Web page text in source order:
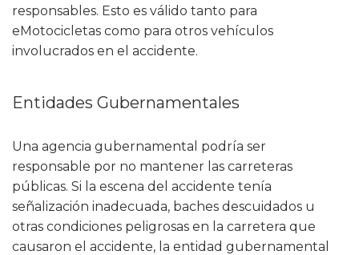
responsables. Esto es válido tanto para
eMotocicletas como para otros vehículos
involucrados en el accidente.
Entidades Gubernamentales
Una agencia gubernamental podría ser
responsable por no mantener las carreteras
públicas. Si la escena del accidente tenía
señalización inadecuada, baches descuidados u
otras condiciones peligrosas en la carretera que
causaron el accidente, la entidad gubernamental